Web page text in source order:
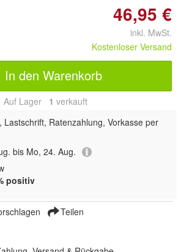
46,95 €
inkl. MwSt.
Kostenloser Versand
In den Warenkorb
Auf Lager 1 verkauft
Lastschrift, Ratenzahlung, Vorkasse per
bis Mo, 24. Aug.
positiv
Teilen